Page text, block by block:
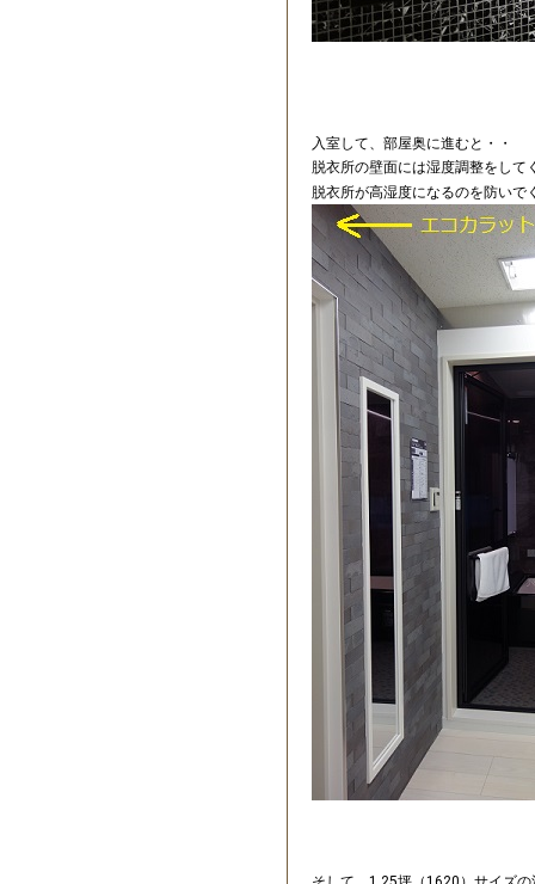
入室して、部屋奥に進むと・・
脱衣所の壁面には湿度調整をして
脱衣所が高湿度になるのを防いで